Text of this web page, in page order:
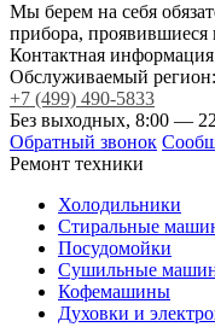
Мы берем на себя
прибора,
Контактная информация
Обслуживаемый регион:
+7 (499) 490-5833
Без выходных, 8:00 —
Обратный звонок
Ремонт техники
Холодильники
Стиральные
Посудомойки
Сушильные
Кофемашины
Духовки и